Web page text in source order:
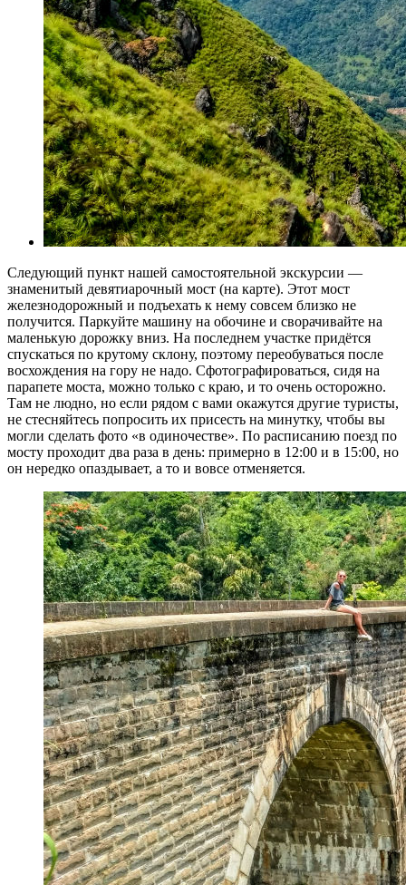
Следующий пункт нашей самостоятельной экскурсии —
знаменитый девятиарочный мост (на карте). Этот мост
железнодорожный и подъехать к нему совсем близко не
получится. Паркуйте машину на обочине и сворачивайте на
маленькую дорожку вниз. На последнем участке придётся
спускаться по крутому склону, поэтому переобуваться после
восхождения на гору не надо. Сфотографироваться, сидя на
парапете моста, можно только с краю, и то очень осторожно.
Там не людно, но если рядом с вами окажутся другие туристы,
не стесняйтесь попросить их присесть на минутку, чтобы вы
могли сделать фото «в одиночестве». По расписанию поезд по
мосту проходит два раза в день: примерно в 12:00 и в 15:00, но
он нередко опаздывает, а то и вовсе отменяется.